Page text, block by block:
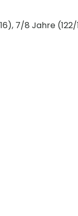
7/8 Jahre (122/